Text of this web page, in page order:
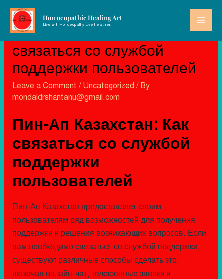
Homoeopathic Healing Art
Live with Homoeopathy Live healthier.
Пин-Ап Казахстан: Как
связаться со службой
поддержки пользователей
Leave a Comment / Uncategorized / By
mondaldrshantanu@gmail.com
Пин-Ап Казахстан: Как
связаться со службой
поддержки
пользователей
Пин-Ап Казахстан предоставляет своим
пользователям ряд возможностей для получения
поддержки и решения возникающих вопросов. Если
вам необходимо связаться со службой поддержки,
существуют различные способы сделать это,
включая онлайн-чат, телефонные звонки и